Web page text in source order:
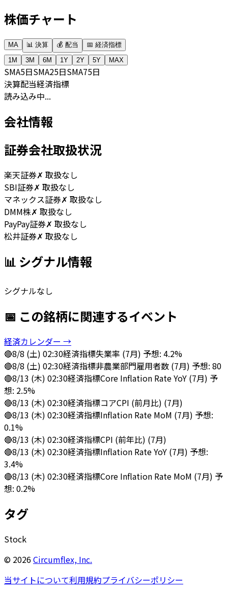
株価チャート
MA 📊 決算 💰 配当
📅 経済指標
1M
3M 6M 1Y 2Y 5Y MAX
SMA5日SMA25日SMA75日
決算配当経済指標
読み込み中...
会社情報
証券会社取扱状況
楽天証券✗ 取扱なし
SBI証券✗ 取扱なし
マネックス証券✗ 取扱なし
DMM株✗ 取扱なし
PayPay証券✗ 取扱なし
松井証券✗ 取扱なし
📊 シグナル情報
シグナルなし
📅 この銘柄に関連するイベント
経済カレンダー →
🔴8/8 (土) 02:30経済指標失業率 (7月) 予想: 4.2%
🔴8/8 (土) 02:30経済指標非農業部門雇用者数 (7月) 予想: 80
🔴8/13 (木) 02:30経済指標Core Inflation Rate YoY (7月) 予
想: 2.5%
🔴8/13 (木) 02:30経済指標コアCPI (前月比) (7月)
🔴8/13 (木) 02:30経済指標Inflation Rate MoM (7月) 予想:
0.1%
🔴8/13 (木) 02:30経済指標CPI (前年比) (7月)
🔴8/13 (木) 02:30経済指標Inflation Rate YoY (7月) 予想:
3.4%
🔴8/13 (木) 02:30経済指標Core Inflation Rate MoM (7月) 予
想: 0.2%
タグ
Stock
© 2026Circumflex, Inc.
当サイトについて利用規約プライバシーポリシー